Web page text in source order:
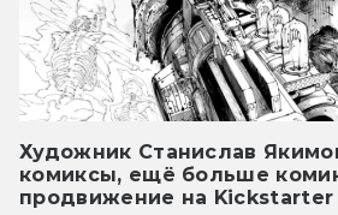
Художник Станислав
комиксы, ещё больше
продвижение на Kickstarter